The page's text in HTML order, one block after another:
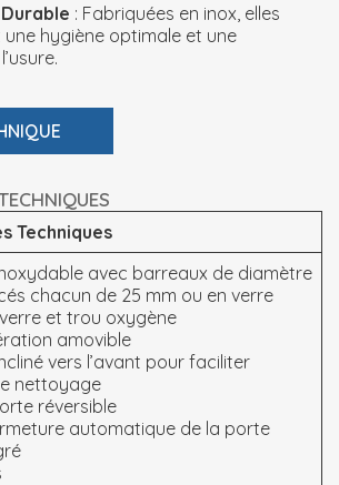
: Fabriquées en inox, elles
hygiène optimale et une
Techniques
avec barreaux de diamètre
chacun de 25 mm ou en verre
et trou oxygène
amovible
vers l’avant pour faciliter
nettoyage
réversible
automatique de la porte